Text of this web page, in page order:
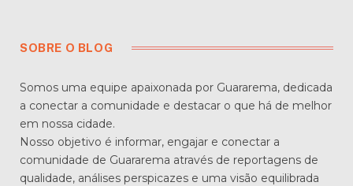
SOBRE O BLOG
Somos uma equipe apaixonada por Guararema, dedicada
a conectar a comunidade e destacar o que há de melhor
em nossa cidade.
Nosso objetivo é informar, engajar e conectar a
comunidade de Guararema através de reportagens de
qualidade, análises perspicazes e uma visão equilibrada